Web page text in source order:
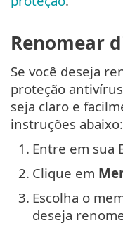
Renomear
Se você deseja
proteção
seja claro e
instruções abaixo:
1. Entre em sua
2. Clique em
3. Escolha o
deseja